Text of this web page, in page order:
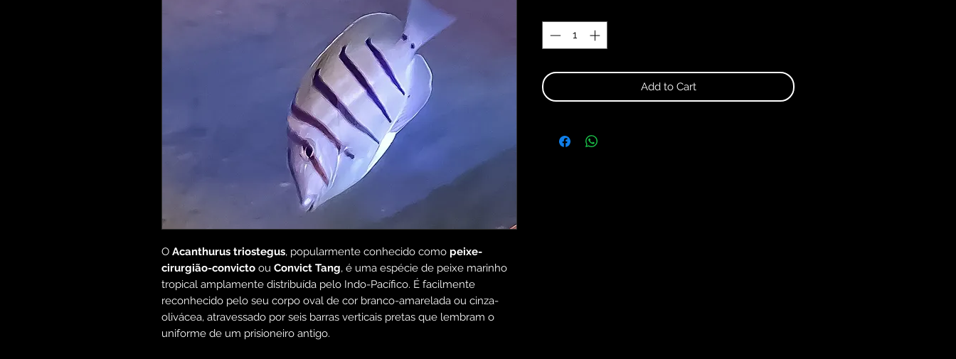
O Acanthurus triostegus, popularmente conhecido como peixe-
cirurgião-convicto ou Convict Tang, é uma espécie de peixe marinho
tropical amplamente distribuída pelo Indo-Pacífico. É facilmente
reconhecido pelo seu corpo oval de cor branco-amarelada ou cinza-
olivácea, atravessado por seis barras verticais pretas que lembram o
uniforme de um prisioneiro antigo.
Add to Cart